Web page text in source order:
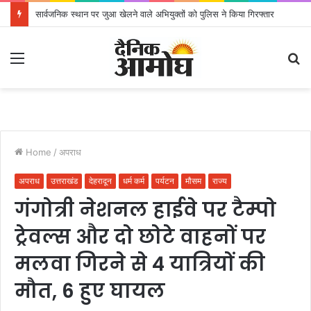
सार्वजनिक स्थान पर जुआ खेलने वाले अभियुक्तों को पुलिस ने किया गिरफ्तार
Home / अपराध
अपराध उत्तराखंड देहरादून धर्म कर्म पर्यटन मौसम राज्य
गंगोत्री नेशनल हाईवे पर टैम्पो
ट्रेवल्स और दो छोटे वाहनों पर
मलवा गिरने से 4 यात्रियों की
मौत, 6 हुए घायल